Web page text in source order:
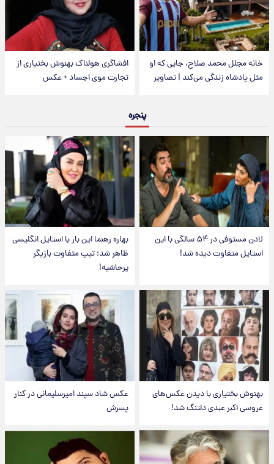
خانه مجلل محمد صلاح، جایی که او
مثل پادشاه زندگی می‌کند | تصاویر
افشاگری هولناک بهنوش بختیاری از
تجارت موی اجساد + عکس
پنجره
لادن مستوفی در ۵۴ سالگی با این
استایل متفاوت دیده شد!
بهاره رهنما این بار با استایل انگلیسی
ظاهر شد؛ تیپ متفاوت بازیگر
پرحاشیه!
بهنوش بختیاری با دیدن عکس‌های
عروسی اکبر عبدی دلتنگ شد!
عکس شاد سپند امیرسلیمانی در کنار
پسرش